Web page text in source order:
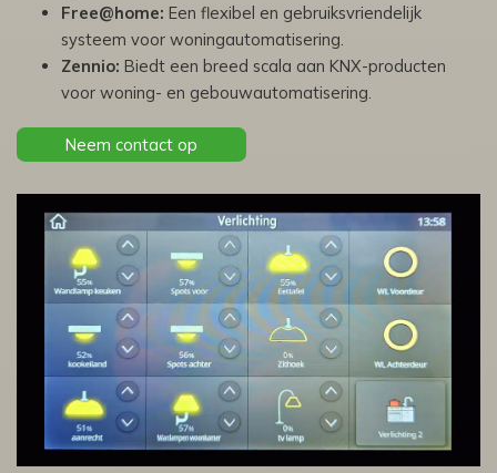
Free@home: Een flexibel en gebruiksvriendelijk
systeem voor woningautomatisering.
Zennio: Biedt een breed scala aan KNX-producten
voor woning- en gebouwautomatisering.
Neem contact op